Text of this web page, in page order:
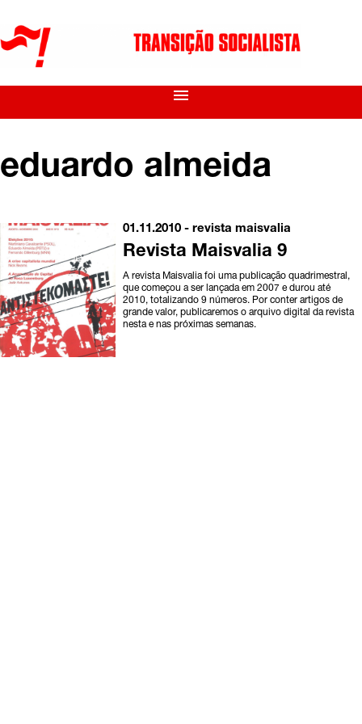
menu
eduardo almeida
01.11.2010 -revista maisvalia
Revista Maisvalia 9
A revista Maisvalia foi uma publicação quadrimestral,
que começou a ser lançada em 2007 e durou até
2010, totalizando 9 números. Por conter artigos de
grande valor, publicaremos o arquivo digital da revista
nesta e nas próximas semanas.